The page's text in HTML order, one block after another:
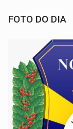
FOTO DO DIA